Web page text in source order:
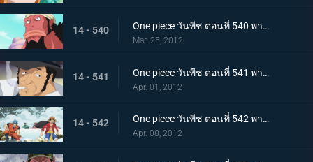
14 - 540 One piece วันพีช ตอนที่ 540 พากย์ไทย วีรบุรุษผู้ปลดปล่อยทาส ไทเกอร์นักผจญภัย
Mar. 25, 2012
14 - 541 One piece วันพีช ตอนที่ 541 พากย์ไทย คิซารุออกโรง! กับดักล่อไทเกอร์!
Apr. 01, 2012
14 - 542 One piece วันพีช ตอนที่ 542 พากย์ไทย ตอนพิเศษ! ลูฟี่และโทริโกะ! การพบกันอีกครั้ง โทริโกะ ลูฟี่! ออกค้นหาผลทะเลกัน!
Apr. 08, 2012